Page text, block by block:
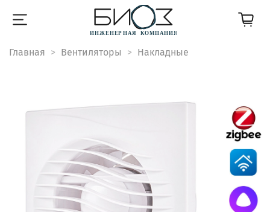
Главная Вентиляторы Накладные